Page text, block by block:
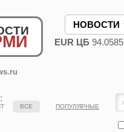
НОВОСТИ
EUR ЦБ 94.0585
ВСЕ ПОПУЛЯРНЫЕ